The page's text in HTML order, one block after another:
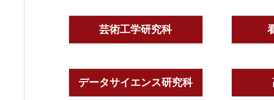
芸術工学研究科
データサイエンス研究科